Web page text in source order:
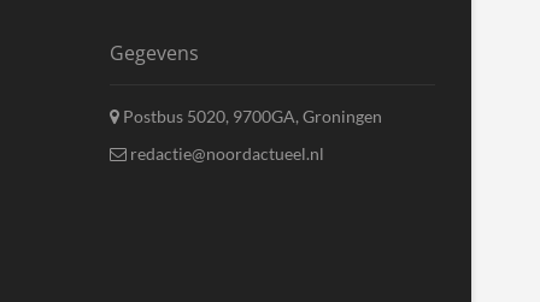
Gegevens
Postbus 5020, 9700GA, Groningen
redactie@noordactueel.nl